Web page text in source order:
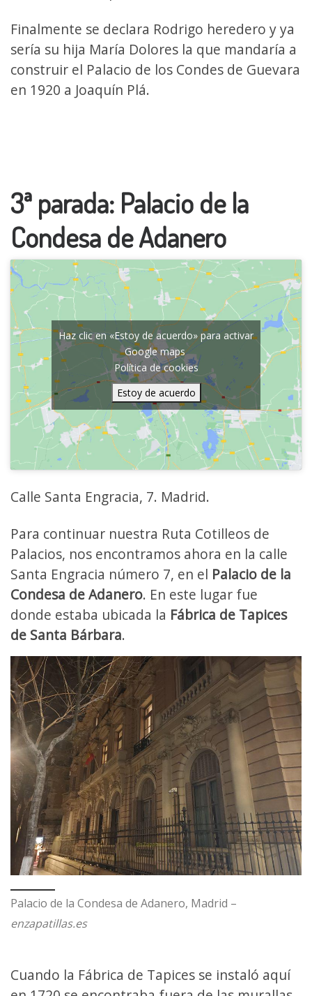
Finalmente se declara Rodrigo heredero y ya
sería su hija María Dolores la que mandaría a
construir el Palacio de los Condes de Guevara
en 1920 a Joaquín Plá.
3ª parada: Palacio de la
Condesa de Adanero
Haz clic en «Estoy de acuerdo» para activar
Google maps
Política de cookies
Estoy de acuerdo
Calle Santa Engracia, 7. Madrid.
Para continuar nuestra Ruta Cotilleos de
Palacios, nos encontramos ahora en la calle
Santa Engracia número 7, en el Palacio de la
Condesa de Adanero. En este lugar fue
donde estaba ubicada la Fábrica de Tapices
de Santa Bárbara.
Palacio de la Condesa de Adanero, Madrid –
enzapatillas.es
Cuando la Fábrica de Tapices se instaló aquí